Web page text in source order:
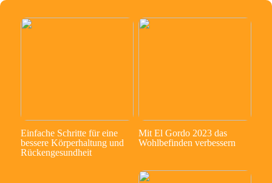
Einfache Schritte für eine
bessere Körperhaltung und
Rückengesundheit
Mit El Gordo 2023 das
Wohlbefinden verbessern